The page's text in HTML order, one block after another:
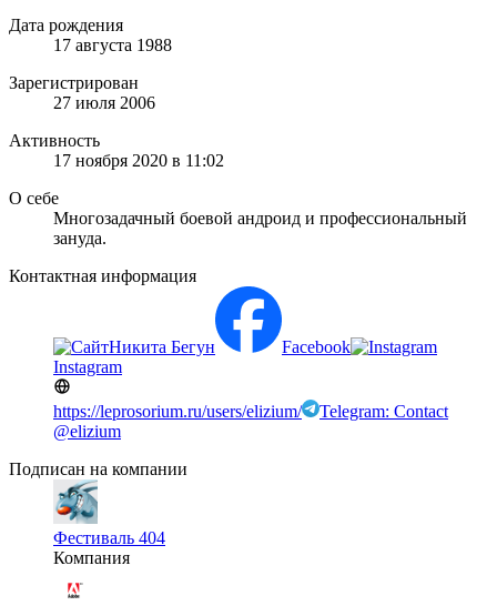
Дата рождения
17 августа 1988
Зарегистрирован
27 июля 2006
Активность
17 ноября 2020 в 11:02
О себе
Многозадачный боевой андроид и профессиональный
зануда.
Контактная информация
Никита Бегун
Facebook
Instagram
https://leprosorium.ru/users/elizium/
Telegram: Contact
@elizium
Подписан на компании
Фестиваль 404
Компания